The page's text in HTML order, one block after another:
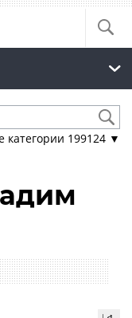
категории 199124 ▼